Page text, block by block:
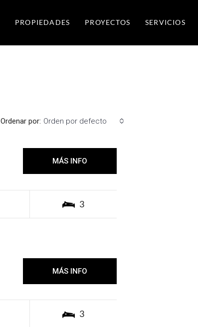
PROPIEDADES PROYECTOS SERVICIOS
Ordenar por: Orden por defecto
3
2a de Enero 19.000 USD
MÁS INFO
3
1a de Enero 40.000 USD
MÁS INFO